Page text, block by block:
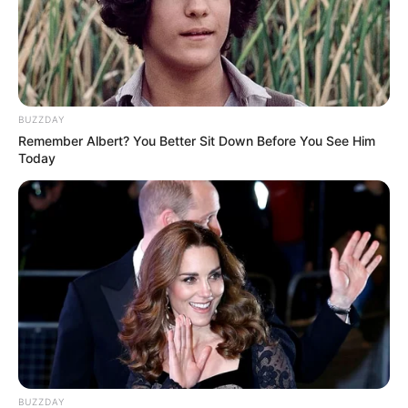
5. Aplique outras demãos de tinta em spray até
alcançar a tonalidade desejada. Aguarde
o tempo de secagem da tinta entre cada
aplicação.
BUZZDAY
Remember Albert? You Better Sit Down Before You See Him
Today
BUZZDAY